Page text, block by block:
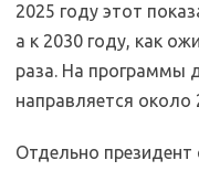
2025 году этот
а к 2030 году, как
раза. На программы
направляется
Отдельно